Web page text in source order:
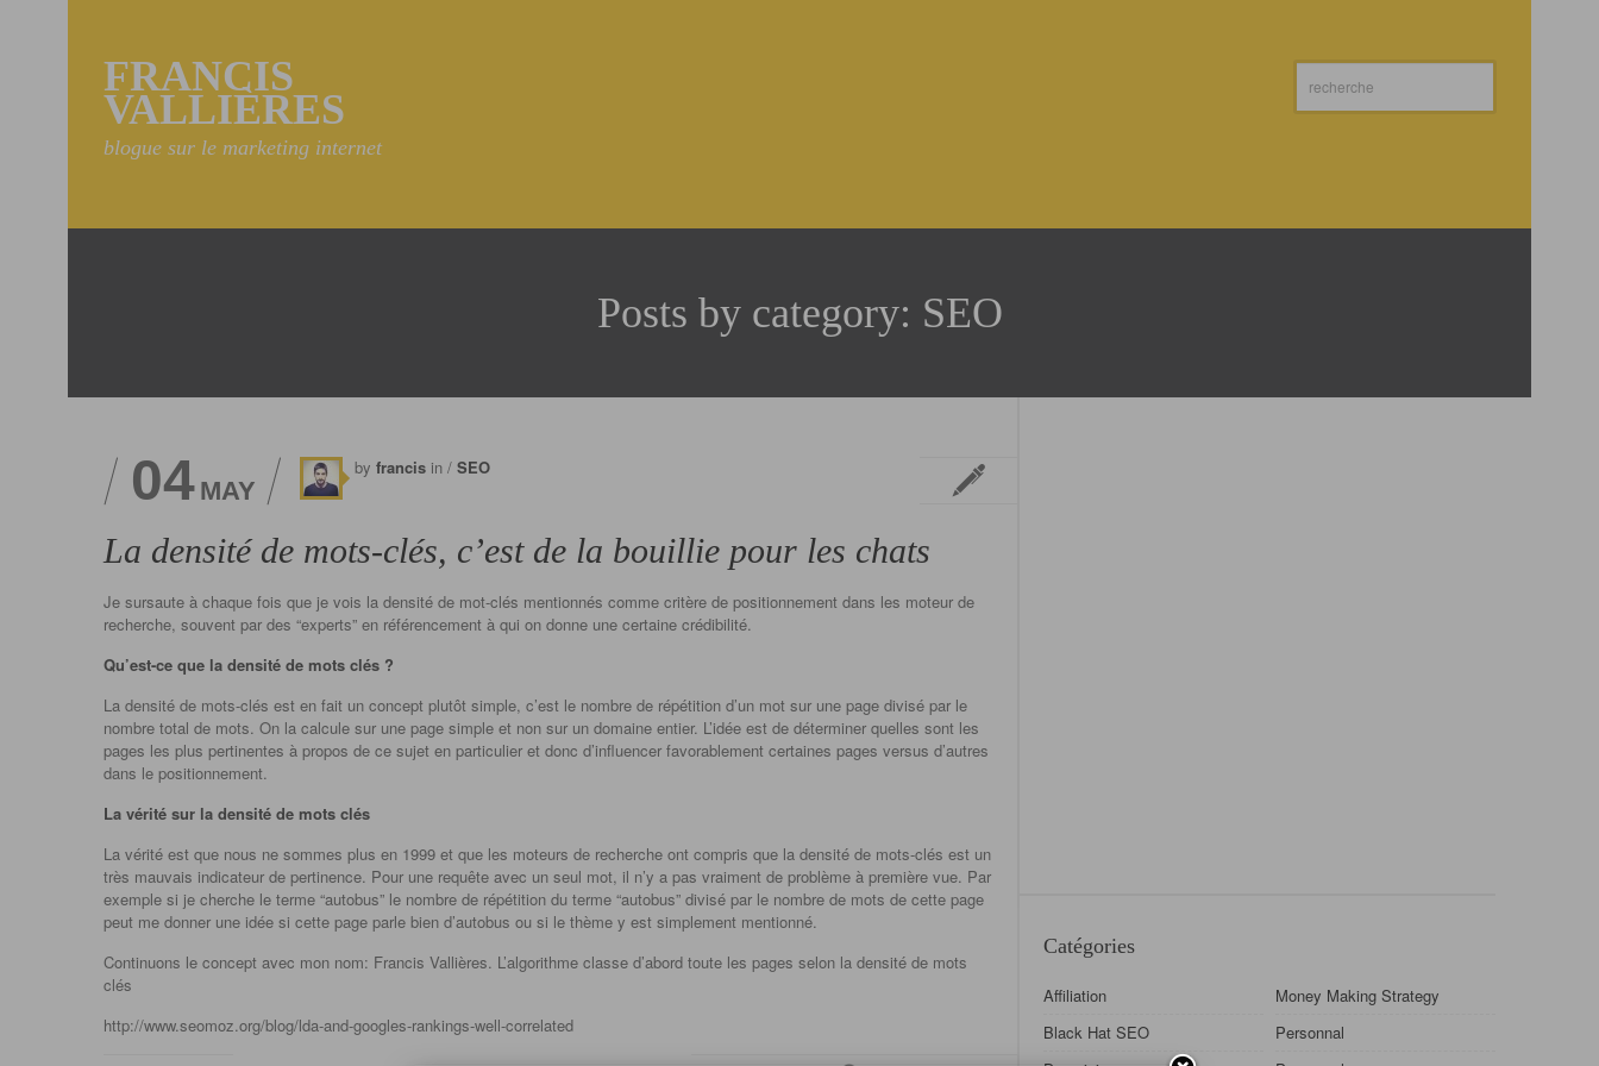
FRANCIS
VALLIÈRES
blogue sur le marketing internet
Posts by category: SEO
04 MAY
by francis in / SEO
La densité de mots-clés, c’est de la bouillie pour les chats
Je sursaute à chaque fois que je vois la densité de mot-clés mentionnés comme critère de positionnement dans les moteur de
recherche, souvent par des “experts” en référencement à qui on donne une certaine crédibilité.
Qu’est-ce que la densité de mots clés ?
La densité de mots-clés est en fait un concept plutôt simple, c’est le nombre de répétition d’un mot sur une page divisé par le
nombre total de mots. On la calcule sur une page simple et non sur un domaine entier. L’idée est de déterminer quelles sont les
pages les plus pertinentes à propos de ce sujet en particulier et donc d’influencer favorablement certaines pages versus d’autres
dans le positionnement.
La vérité sur la densité de mots clés
La vérité est que nous ne sommes plus en 1999 et que les moteurs de recherche ont compris que la densité de mots-clés est un
très mauvais indicateur de pertinence. Pour une requête avec un seul mot, il n’y a pas vraiment de problème à première vue. Par
exemple si je cherche le terme “autobus” le nombre de répétition du terme “autobus” divisé par le nombre de mots de cette page
peut me donner une idée si cette page parle bien d’autobus ou si le thème y est simplement mentionné.
Continuons le concept avec mon nom: Francis Vallières. L’algorithme classe d’abord toute les pages selon la densité de mots
clés
http://www.seomoz.org/blog/lda-and-googles-rankings-well-correlated
Catégories
Affiliation
Black Hat SEO
Money Making Strategy
Personnal